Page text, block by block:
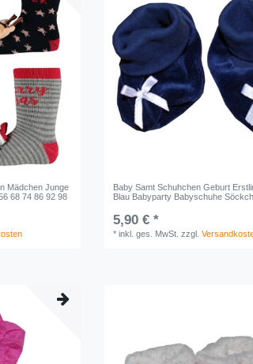
Mädchen Junge
68 74 86 92 98
Baby Samt Schuhchen Geburt
Blau Babyparty Babyschuhe
5,90 € *
*inkl. ges. MwSt. zzgl.